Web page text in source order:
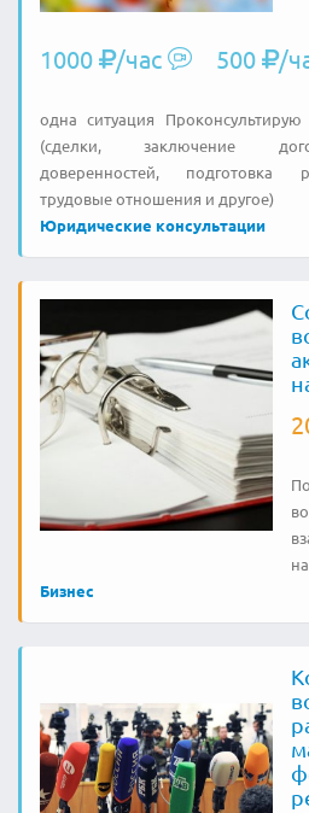
1000 /час 500 /
одна ситуация
(сделки, заключение
доверенностей, подготовка
трудовые отношения и другое)
Юридические консультации
Бизнес